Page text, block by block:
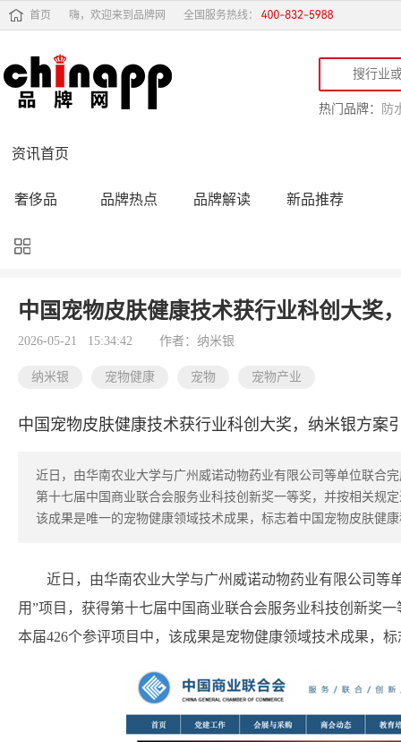
首页 嗨，欢迎来到品牌网 全国服务热线：
热门品牌： 防
资讯首页
奢侈品 品牌热点 品牌解读 新品推荐
品牌黑榜
品牌导购 专家点评 精彩点评
中国宠物皮肤健康技术获行业科创大奖
2026-05-21 15:34:42 作者：纳米银
纳米银 宠物健康 宠物 宠物产业
中国宠物皮肤健康技术获行业科创大奖，纳米银方案
近日，由华南农业大学与广州威诺动物药业有限公司等单位联合
第十七届中国商业联合会服务业科技创新奖一等奖，并按相关规
该成果是唯一的宠物健康领域技术成果，标志着中国宠物皮肤健
近日，由华南农业大学与广州威诺动物药业有限公司等
用”项目，获得第十七届中国商业联合会服务业科技创新奖
本届426个参评项目中，该成果是宠物健康领域技术成果，